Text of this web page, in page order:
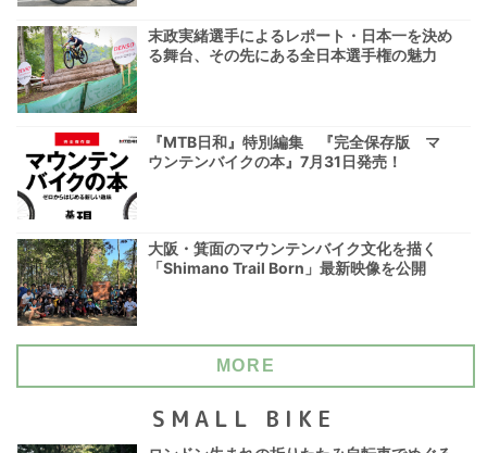
末政実緒選手によるレポート・日本一を決め
る舞台、その先にある全日本選手権の魅力
『MTB日和』特別編集 『完全保存版 マ
ウンテンバイクの本』7月31日発売！
大阪・箕面のマウンテンバイク文化を描く
「Shimano Trail Born」最新映像を公開
MORE
SMALL BIKE